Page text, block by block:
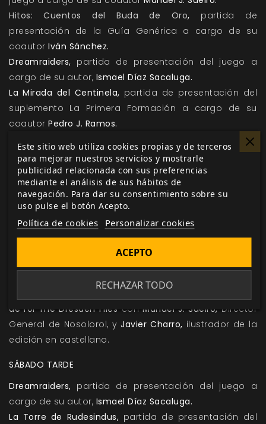
Hitos: Cuentos del Buda de Oro, partida de
presentación de la Guía Genérica a cargo de su
coautor Iván Sánchez.
Dreamraiders, partida de presentación del juego a
cargo de su autor, Ismael Díaz Sacaluga.
La Mirada del Centinela, partida de presentación del
suplemento La Primera Formación a cargo de su
coautor Pedro J. Ramos.
partida de presentación del juego a
cargo de su coautorIñaki Raya.
SÁBADO MAÑANA
Cultos Innombrables partida de presentación del
juego a cargo de su coautor
Unrealms,partida de presentación del juego a cargo
Iñaki Raya.
de rol The Dresden Files conManuel J. Sueiro, Director
General de Nosolorol, yJavier Charro, ilustrador de la
edición en castellano.
SÁBADO TARDE
Dreamraiders, partida de presentación del juego a
cargo de su autor, Ismael Díaz Sacaluga.
La Torre de Rudesindus, partida de presentación del
Este sitio web utiliza cookies propias y de terceros
para mejorar nuestros servicios y mostrarle
publicidad relacionada con sus preferencias
mediante el análisis de sus hábitos de
navegación. Para dar su consentimiento sobre su
uso pulse el botón Acepto.
Política de cookies Personalizar cookies
RECHAZAR TODO
ACEPTO